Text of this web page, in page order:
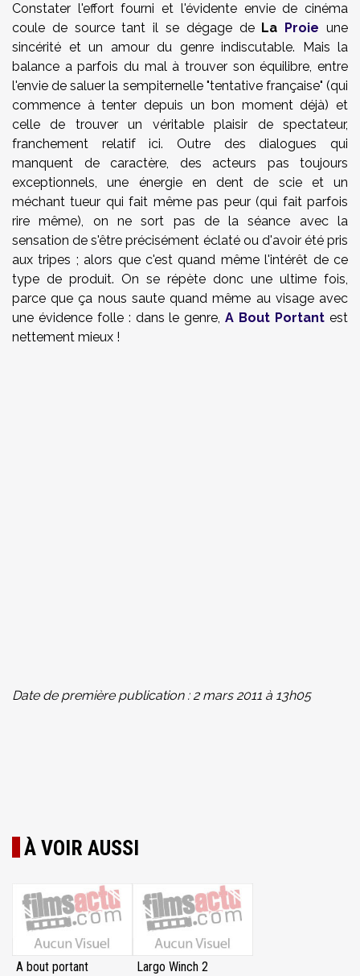
Constater l'effort fourni et l'évidente envie de cinéma
coule de source tant il se dégage de La Proie une
sincérité et un amour du genre indiscutable. Mais la
balance a parfois du mal à trouver son équilibre, entre
l'envie de saluer la sempiternelle "tentative française" (qui
commence à tenter depuis un bon moment déjà) et
celle de trouver un véritable plaisir de spectateur,
franchement relatif ici. Outre des dialogues qui
manquent de caractère, des acteurs pas toujours
exceptionnels, une énergie en dent de scie et un
méchant tueur qui fait même pas peur (qui fait parfois
rire même), on ne sort pas de la séance avec la
sensation de s'être précisément éclaté ou d'avoir été pris
aux tripes ; alors que c'est quand même l'intérêt de ce
type de produit. On se répète donc une ultime fois,
parce que ça nous saute quand même au visage avec
une évidence folle : dans le genre,A Bout Portant est
nettement mieux !
Date de première publication : 2 mars 2011 à 13h05
À VOIR AUSSI
A bout portant Largo Winch 2